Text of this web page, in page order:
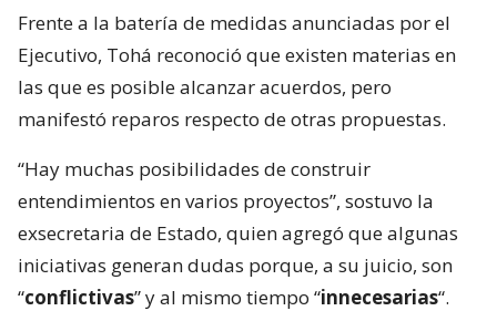
Frente a la batería de medidas anunciadas por el
Ejecutivo, Tohá reconoció que existen materias en
las que es posible alcanzar acuerdos, pero
manifestó reparos respecto de otras propuestas.
“Hay muchas posibilidades de construir
entendimientos en varios proyectos”, sostuvo la
exsecretaria de Estado, quien agregó que algunas
iniciativas generan dudas porque, a su juicio, son
“conflictivas” y al mismo tiempo “innecesarias“.